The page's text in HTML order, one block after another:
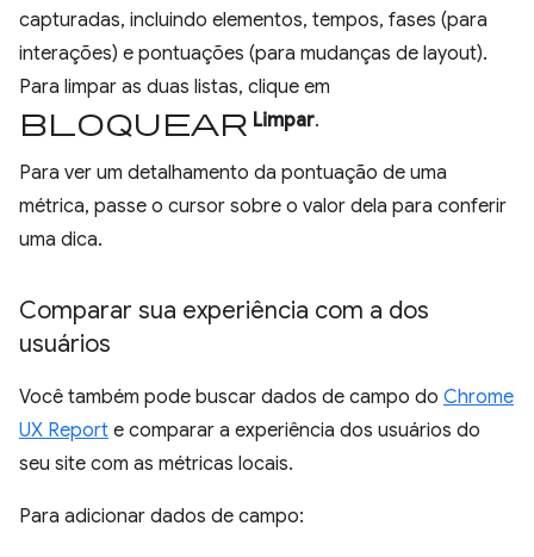
capturadas, incluindo elementos, tempos, fases (para
interações) e pontuações (para mudanças de layout).
Para limpar as duas listas, clique em
bloquear Limpar.
Para ver um detalhamento da pontuação de uma
métrica, passe o cursor sobre o valor dela para conferir
uma dica.
Comparar sua experiência com a dos
usuários
Você também pode buscar dados de campo do Chrome
UX Report e comparar a experiência dos usuários do
seu site com as métricas locais.
Para adicionar dados de campo: